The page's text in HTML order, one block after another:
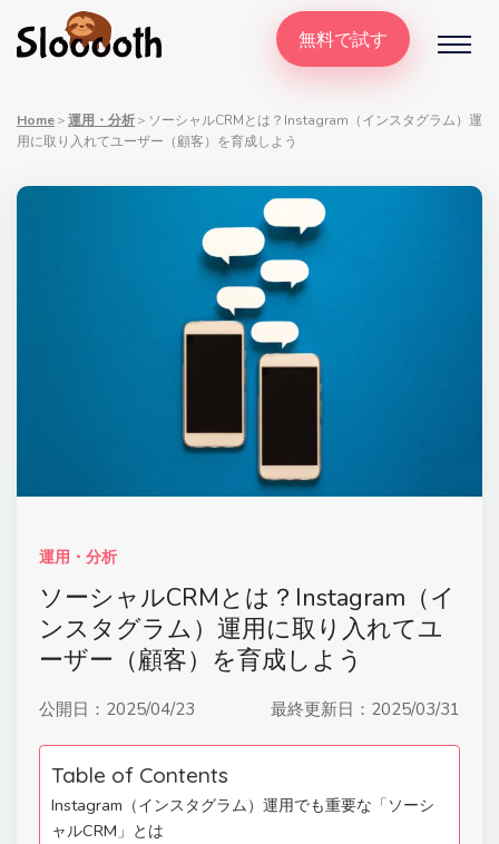
無料で試す
Home＞運用・分析＞ ソーシャルCRMとは？Instagram（インスタグラム）運
用に取り入れてユーザー（顧客）を育成しよう
運用・分析
ソーシャルCRMとは？Instagram（イ
ンスタグラム）運用に取り入れてユ
ーザー（顧客）を育成しよう
公開日： 2025/04/23 最終更新日： 2025/03/31
Table of Contents
Instagram（インスタグラム）運用でも重要な「ソーシ
ャルCRM」とは